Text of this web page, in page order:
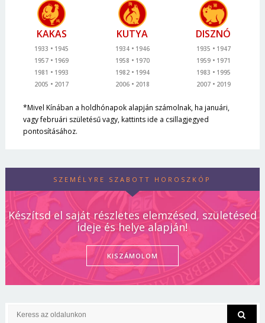
KAKAS
1933
1945
1957
1969
1981
1993
2005
2017
KUTYA
1934
1946
1958
1970
1982
1994
2006
2018
DISZNÓ
1935
1947
1959
1971
1983
1995
2007
2019
*Mivel Kínában a holdhónapok alapján számolnak, ha januári,
vagy februári születésű vagy, kattints ide a csillagjegyed
pontosításához.
SZEMÉLYRE SZABOTT HOROSZKÓP
Készítsd el saját részletes elemzésed, születésed
ideje és helye alapján!
KISZÁMOLOM